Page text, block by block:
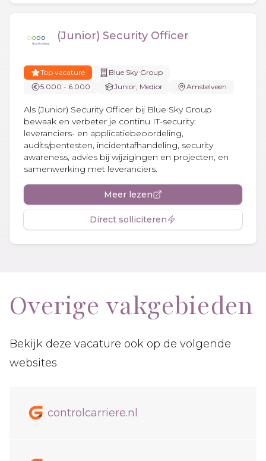
(Junior) Security Officer
Top vacature
Blue Sky Group
5.000 - 6.000
Junior, Medior Amstelveen
Als (Junior) Security Officer bij Blue Sky Group
bewaak en verbeter je continu IT-security:
leveranciers- en applicatiebeoordeling,
audits/pentesten, incidentafhandeling, security
awareness, advies bij wijzigingen en projecten, en
samenwerking met leveranciers.
Meer lezen
Direct solliciteren
Overige vakgebieden
Bekijk deze vacature ook op de volgende
websites
controlcarriere.nl